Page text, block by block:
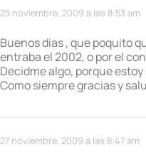
25 noviembre, 2009 a las 8:53 am
Buenos dias , que poquito
entraba el 2002, o por el
Decidme algo, porque
Como siempre gracias y
27 noviembre, 2009 a las 8:47 am